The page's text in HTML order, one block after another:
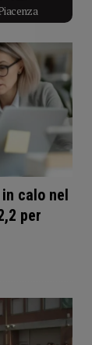
calo nel
per